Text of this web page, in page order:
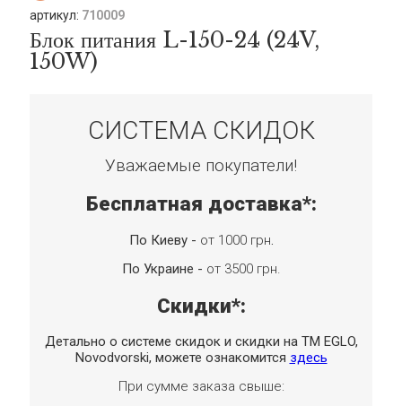
артикул: 710009
Блок питания L-150-24 (24V,
150W)
СИСТЕМА СКИДОК
Уважаемые покупатели!
Бесплатная доставка*:
По Киеву - от 1000 грн.
По Украине - от 3500 грн.
Скидки*:
Детально о системе скидок и скидки на TM EGLO,
Novodvorski, можете ознакомится здесь
При сумме заказа свыше: